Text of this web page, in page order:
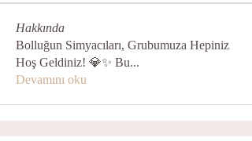
Hakkında
Bolluğun Simyacıları, Grubumuza Hepiniz
Hoş Geldiniz! 💎✨ Bu...
Devamını oku